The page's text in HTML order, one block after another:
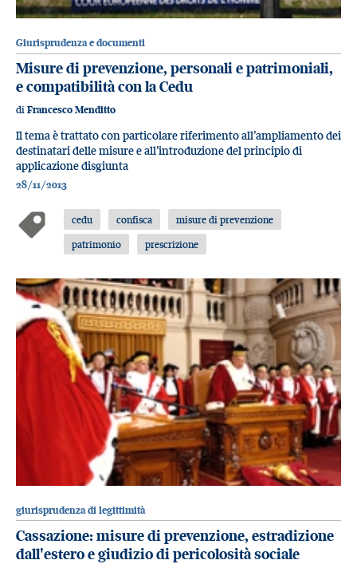
Giurisprudenza e documenti
Misure di prevenzione, personali e patrimoniali,
e compatibilità con la Cedu
di Francesco Menditto
Il tema è trattato con particolare riferimento all’ampliamento dei
destinatari delle misure e all’introduzione del principio di
applicazione disgiunta
28/11/2013
cedu confisca
misure di prevenzione
patrimonio
prescrizione
giurisprudenza di legittimità
Cassazione: misure di prevenzione, estradizione
dall'estero e giudizio di pericolosità sociale